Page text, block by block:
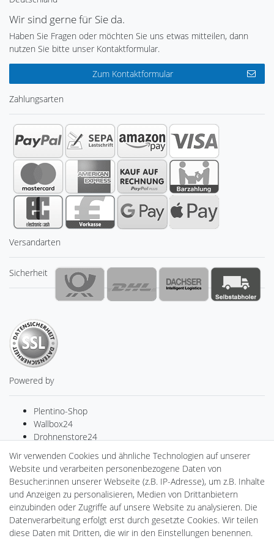
Wir sind gerne für Sie da.
Haben Sie Fragen oder möchten Sie uns etwas mitteilen, dann
nutzen Sie bitte unser Kontaktformular.
Zum Kontaktformular
Zahlungsarten
Versandarten
Sicherheit
Powered by
Plentino-Shop
Wallbox24
Drohnenstore24
Cardanlight-Shop
Batteriespeicher
PlentiSolar
Gebrauchtlicht
Ledkauf
DEYESOLAR
gAGaLamp
Wir verwenden Cookies und ähnliche Technologien auf unserer
Website und verarbeiten personenbezogene Daten von
Besucher:innen unserer Webseite (z.B. IP-Adresse), um z.B. Inhalte
und Anzeigen zu personalisieren, Medien von Drittanbietern
einzubinden oder Zugriffe auf unsere Website zu analysieren. Die
Datenverarbeitung erfolgt erst durch gesetzte Cookies. Wir teilen
diese Daten mit Dritten, die wir in den Einstellungen benennen.